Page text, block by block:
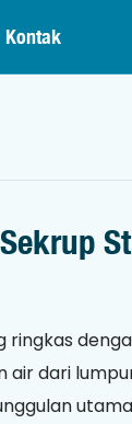
Kontak
ringkas
air dari